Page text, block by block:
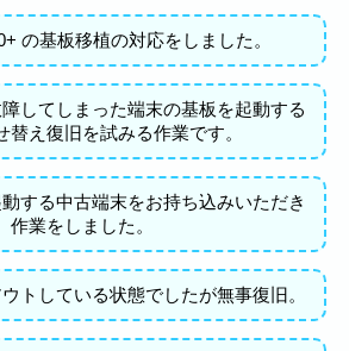
の基板移植の対応をしました。
してしまった端末の基板を起動する
替え復旧を試みる作業です。
する中古端末をお持ち込みいただき
作業をしました。
トしている状態でしたが無事復旧。